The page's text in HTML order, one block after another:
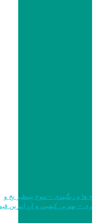
طرح ها و رنگبندی – تنوع بینظیر نخ و